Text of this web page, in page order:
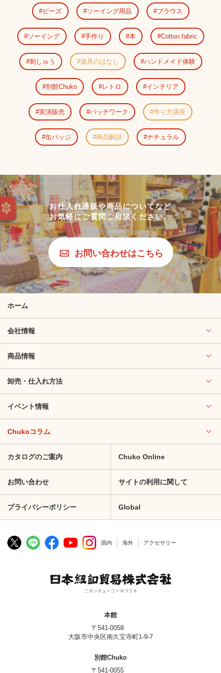
ビーズ ソーイング用品 ブラウス
ソーイング 手作り 本 Cotton fabric
刺しゅう 道具のはなし ハンドメイド体験
別館Chuko レトロ インテリア
実演販売 パッチワーク 作り方講座
缶バッジ 商品解説 ナチュラル
お仕入れ通販や商品についてなど
お気軽にご質問ご相談ください。
お問い合わせはこちら
ホーム
会社情報
商品情報
卸売・仕入れ方法
イベント情報
Chukoコラム
カタログのご案内 Chuko Online
お問い合わせ サイトの利用に関して
プライバシーポリシー Global
国内 海外 アクセサリー
本館
〒541-0058
大阪市中央区南久宝寺町1-9-7
別館Chuko
〒541-0055